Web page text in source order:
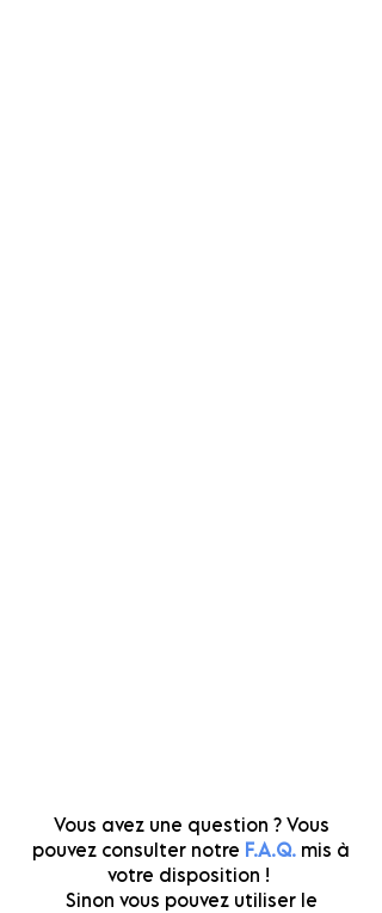
Vous avez une question ? Vous
pouvez consulter notre F.A.Q. mis à
votre disposition !
Sinon vous pouvez utiliser le